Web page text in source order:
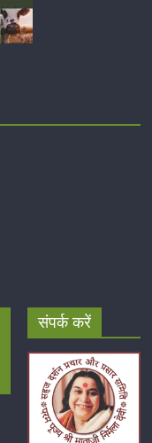
संपर्क करें